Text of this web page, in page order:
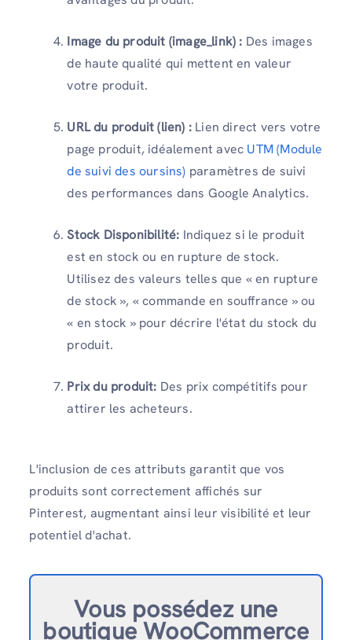
Image du produit (image_link) : Des images
de haute qualité qui mettent en valeur
votre produit.
URL du produit (lien) : Lien direct vers votre
page produit, idéalement avec UTM (Module
de suivi des oursins) paramètres de suivi
des performances dans Google Analytics.
Stock Disponibilité: Indiquez si le produit
est en stock ou en rupture de stock.
Utilisez des valeurs telles que « en rupture
de stock », « commande en souffrance » ou
« en stock » pour décrire l'état du stock du
produit.
Prix ​​du produit: Des prix compétitifs pour
attirer les acheteurs.
L'inclusion de ces attributs garantit que vos
produits sont correctement affichés sur
Pinterest, augmentant ainsi leur visibilité et leur
potentiel d'achat.
Vous possédez une
boutique WooCommerce